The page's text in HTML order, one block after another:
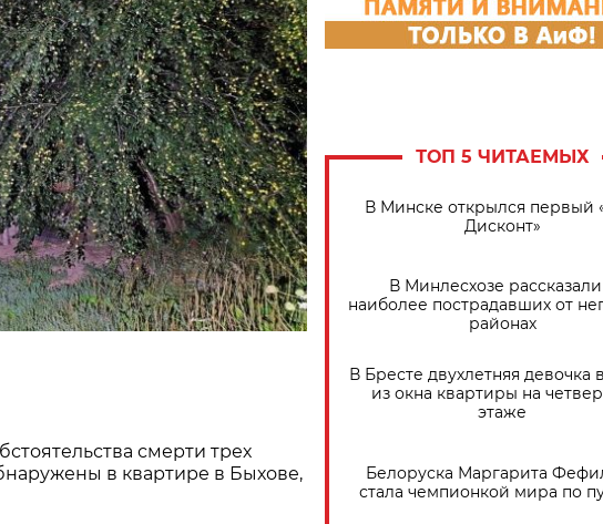
смерти трех
в квартире в Быхове,
ТОП 5 ЧИТАЕМЫХ
В Минске открылся первый
Дисконт»
В Минлесхозе
наиболее пострадавших от
районах
В Бресте двухлетняя девочка
из окна квартиры на
этаже
Белоруска Маргарита
стала чемпионкой мира по